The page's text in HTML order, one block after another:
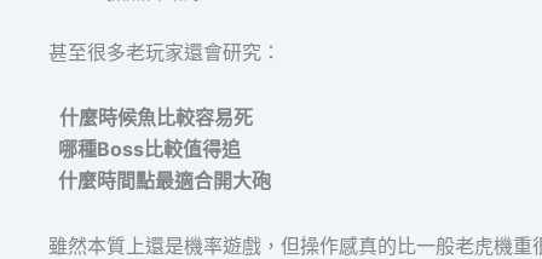
甚至很多老玩家還會研究：
什麼時候魚比較容易死
哪種Boss比較值得追
什麼時間點最適合開大砲
雖然本質上還是機率遊戲，但操作感真的比一般老虎機重